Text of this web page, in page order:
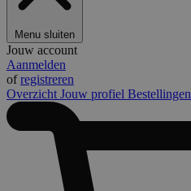
Menu sluiten
Jouw account
Aanmelden
ofregistreren
Overzicht Jouw profiel Bestellingen